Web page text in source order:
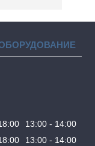
13:00
14:00
13:00
14:00